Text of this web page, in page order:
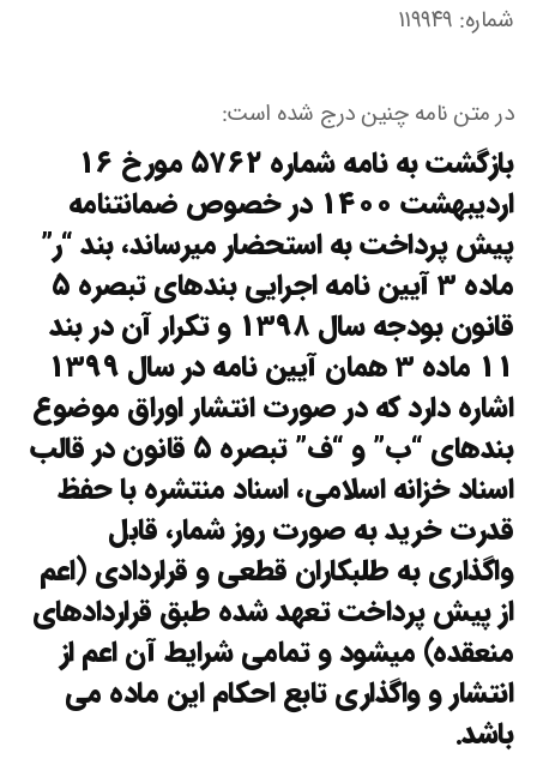
شماره: ۱۱۹۹۴۹
در متن نامه چنین درج شده است:
بازگشت به نامه شماره ۵۷۶۲ مورخ ۱۶
اردیبهشت ۱۴۰۰ در خصوص ضمانتنامه
پیش پرداخت به استحضار میرساند، بند “ر”
ماده ۳ آیین نامه اجرایی بندهای تبصره ۵
قانون بودجه سال ۱۳۹۸ و تکرار آن در بند
۱۱ ماده ۳ همان آیین نامه در سال ۱۳۹۹
اشاره دارد که در صورت انتشار اوراق موضوع
بندهای “ب” و “ف” تبصره ۵ قانون در قالب
اسناد خزانه اسلامی، اسناد منتشره با حفظ
قدرت خرید به صورت روز شمار، قابل
واگذاری به طلبکاران قطعی و قراردادی (اعم
از پیش پرداخت تعهد شده طبق قراردادهای
منعقده) میشود و تمامی شرایط آن اعم از
انتشار و واگذاری تابع احکام این ماده می
باشد.